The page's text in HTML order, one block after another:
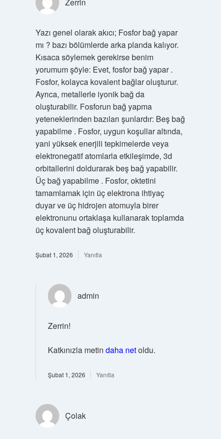
Yazı genel olarak akıcı; Fosfor bağ yapar
mı ? bazı bölümlerde arka planda kalıyor.
Kısaca söylemek gerekirse benim
yorumum şöyle: Evet, fosfor bağ yapar .
Fosfor, kolayca kovalent bağlar oluşturur.
Ayrıca, metallerle iyonik bağ da
oluşturabilir. Fosforun bağ yapma
yeteneklerinden bazıları şunlardır: Beş bağ
yapabilme . Fosfor, uygun koşullar altında,
yani yüksek enerjili tepkimelerde veya
elektronegatif atomlarla etkileşimde, 3d
orbitallerini doldurarak beş bağ yapabilir.
Üç bağ yapabilme . Fosfor, oktetini
tamamlamak için üç elektrona ihtiyaç
duyar ve üç hidrojen atomuyla birer
elektronunu ortaklaşa kullanarak toplamda
üç kovalent bağ oluşturabilir.
Şubat 1, 2026 Yanıtla
admin
Zerrin!
Katkınızla metin daha netoldu.
Şubat 1, 2026 Yanıtla
Çolak